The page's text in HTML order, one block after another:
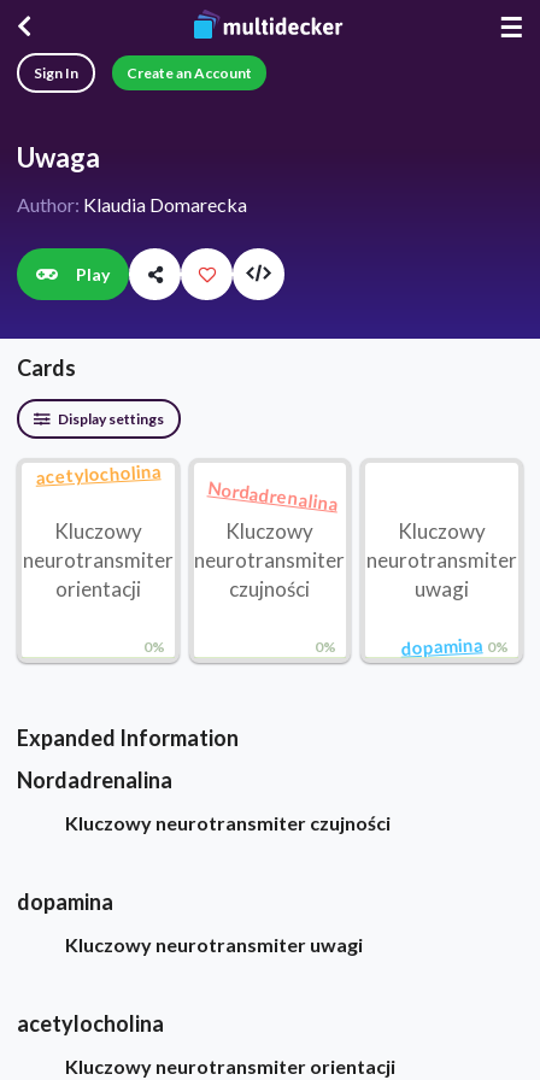
☰
Sign In Create an Account
Uwaga
Author: Klaudia Domarecka
Play
Cards
Display settings
0%
acetylocholina
Kluczowy
neurotransmiter
orientacji
0%
Nordadrenalina
Kluczowy
neurotransmiter
czujności
0%
dopamina
Kluczowy
neurotransmiter
uwagi
Expanded Information
Nordadrenalina
Kluczowy neurotransmiter czujności
dopamina
Kluczowy neurotransmiter uwagi
acetylocholina
Kluczowy neurotransmiter orientacji